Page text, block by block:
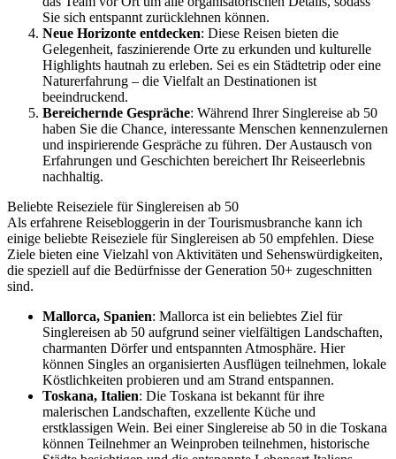
Sie sich entspannt zurücklehnen können.
Neue Horizonte entdecken: Diese Reisen bieten die
Gelegenheit, faszinierende Orte zu erkunden und kulturelle
Highlights hautnah zu erleben. Sei es ein Städtetrip oder eine
Naturerfahrung – die Vielfalt an Destinationen ist
beeindruckend.
Bereichernde Gespräche: Während Ihrer Singlereise ab 50
haben Sie die Chance, interessante Menschen kennenzulernen
und inspirierende Gespräche zu führen. Der Austausch von
Erfahrungen und Geschichten bereichert Ihr Reiseerlebnis
nachhaltig.
Beliebte Reiseziele für Singlereisen ab 50
Als erfahrene Reisebloggerin in der Tourismusbranche kann ich
einige beliebte Reiseziele für Singlereisen ab 50 empfehlen. Diese
Ziele bieten eine Vielzahl von Aktivitäten und Sehenswürdigkeiten,
die speziell auf die Bedürfnisse der Generation 50+ zugeschnitten
sind.
Mallorca, Spanien: Mallorca ist ein beliebtes Ziel für
Singlereisen ab 50 aufgrund seiner vielfältigen Landschaften,
charmanten Dörfer und entspannten Atmosphäre. Hier
können Singles an organisierten Ausflügen teilnehmen, lokale
Köstlichkeiten probieren und am Strand entspannen.
Toskana, Italien: Die Toskana ist bekannt für ihre
malerischen Landschaften, exzellente Küche und
erstklassigen Wein. Bei einer Singlereise ab 50 in die Toskana
können Teilnehmer an Weinproben teilnehmen, historische